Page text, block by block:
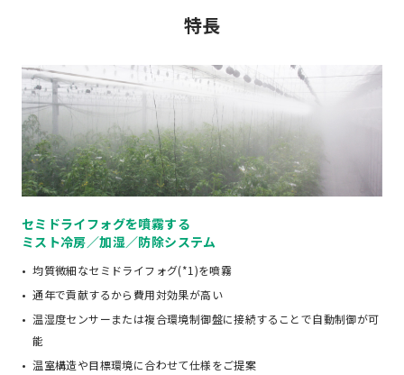
特長
セミドライフォグを噴霧する
ミスト冷房／加湿／防除システム
均質微細なセミドライフォグ(*1)を噴霧
通年で貢献するから費用対効果が高い
温湿度センサーまたは複合環境制御盤に接続することで自動制御が可
能
温室構造や目標環境に合わせて仕様をご提案